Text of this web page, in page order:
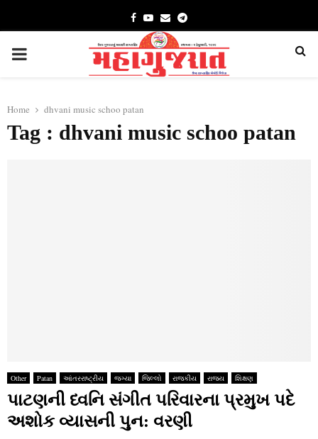
FacebookYoutube
EmailTelegram
PRIMARY
Home dhvani music schoo patan
Tag : dhvani music schoo patan
Other Patan આંતરરાષ્ટ્રીય જગ્યા જિલ્લો રાજકીય રાજ્ય શિક્ષણ
પાટણની ધ્વનિ સંગીત પરિવારના પ્રમુખ પદે
અશોક વ્યાસની પુન: વરણી